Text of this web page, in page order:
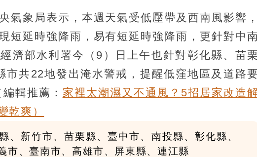
氣象局表示，本週天氣受低壓帶及西南風影響，
短延時強降雨，易有短延時強降雨，更針對中南
濟部水利署今（9）日上午也針對彰化縣、苗栗
市共22地發出淹水警戒，提醒低窪地區及道路要
編輯推薦： 家裡太潮濕又不通風？5招居家改造
乾爽）
、新竹市、苗栗縣、臺中市、南投縣、彰化縣、
市、臺南市、高雄市、屏東縣、連江縣